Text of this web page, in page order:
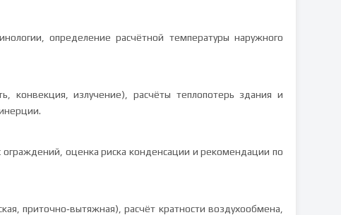
определение расчётной температуры наружного
конвекция, излучение), расчёты теплопотерь здания и
оценка риска конденсации и рекомендации по
приточно‑вытяжная), расчёт кратности воздухообмена,